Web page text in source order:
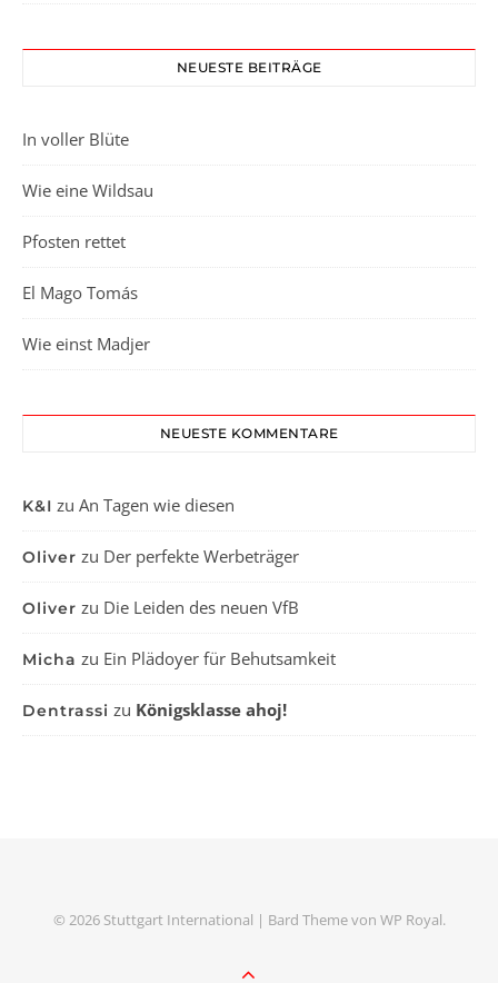
NEUESTE BEITRÄGE
In voller Blüte
Wie eine Wildsau
Pfosten rettet
El Mago Tomás
Wie einst Madjer
NEUESTE KOMMENTARE
K&I zu An Tagen wie diesen
Oliver zu Der perfekte Werbeträger
Oliver zu Die Leiden des neuen VfB
Micha zu Ein Plädoyer für Behutsamkeit
Dentrassi zu Königsklasse ahoj!
© 2026 Stuttgart International | Bard Theme von WP Royal.